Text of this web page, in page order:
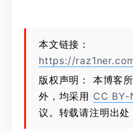
本文链接：
https://
版权声明： 本博客
外，均采用 CC BY-
议。转载请注明出处